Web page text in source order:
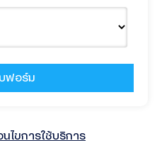
ไขการใช้บริการ